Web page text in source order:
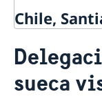
Chile,
Vacantes
Pasantía
Tarifas
Contacto y
Noticias y
sueca